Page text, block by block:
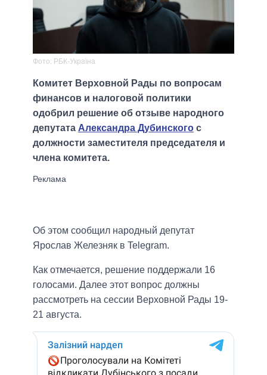
Фото: РБК-Україна
Комитет Верховной Рады по вопросам
финансов и налоговой политики
одобрил решение об отзыве народного
депутата Александра Дубинского с
должности заместителя председателя и
члена комитета.
Об этом сообщил народный депутат
Ярослав Железняк в Telegram.
Как отмечается, решение поддержали 16
голосами. Далее этот вопрос должны
рассмотреть на сессии Верховной Рады 19-
21 августа.